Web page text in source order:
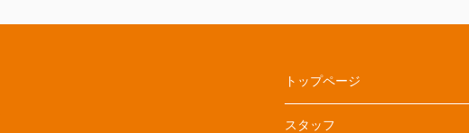
トップページ
スタッフ